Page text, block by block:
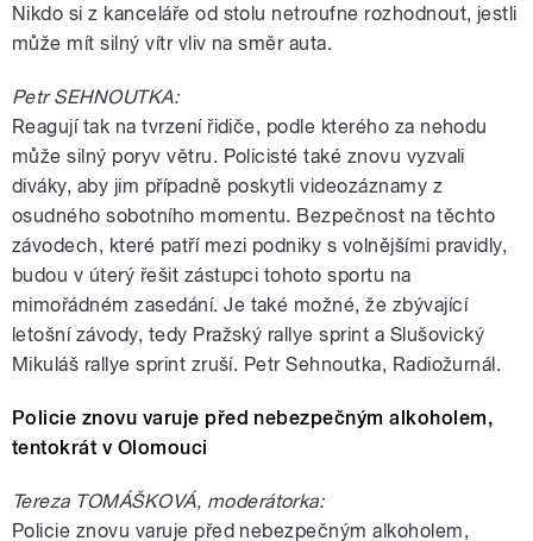
Nikdo si z kanceláře od stolu netroufne rozhodnout, jestli
může mít silný vítr vliv na směr auta.
Petr SEHNOUTKA:
Reagují tak na tvrzení řidiče, podle kterého za nehodu
může silný poryv větru. Policisté také znovu vyzvali
diváky, aby jim případně poskytli videozáznamy z
osudného sobotního momentu. Bezpečnost na těchto
závodech, které patří mezi podniky s volnějšími pravidly,
budou v úterý řešit zástupci tohoto sportu na
mimořádném zasedání. Je také možné, že zbývající
letošní závody, tedy Pražský rallye sprint a Slušovický
Mikuláš rallye sprint zruší. Petr Sehnoutka, Radiožurnál.
Policie znovu varuje před nebezpečným alkoholem,
tentokrát v Olomouci
Tereza TOMÁŠKOVÁ, moderátorka:
Policie znovu varuje před nebezpečným alkoholem,